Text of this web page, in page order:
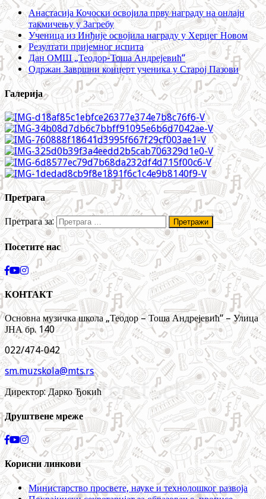
Анастасија Кочоски освојила прву награду на онлајн
такмичењу у Загребу
Ученица из Инђије освојила награду у Херцег Новом
Резултати пријемног испита
Дан ОМШ „Теодор-Тоша Андрејевић“
Одржан Завршни концерт ученика у Старој Пазови
Галерија
Претрага
Претрага за:
Посетите нас
КОНТАКТ
Основна музичка школа „Теодор – Тоша Андрејевић“ – Улица
ЈНА бр. 140
022/474-042
sm.muzskola@mts.rs
Директор: Дарко Ђокић
Друштвене мреже
Корисни линкови
Министарство просвете, науке и технолошког развоја